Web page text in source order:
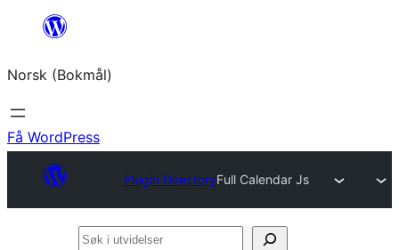
Hopp
innhold
Norsk (Bokmål)
Få WordPress
Plugin DirectoryFull Calendar Js
Søk